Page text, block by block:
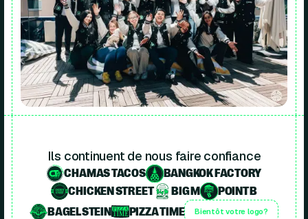
Ils continuent de nous faire confiance
CHAMAS TACOS
BANGKOK FACTORY
CHICKEN STREET
BIG M
POINT B
BAGELSTEIN
PIZZA TIME Bientôt votre logo?